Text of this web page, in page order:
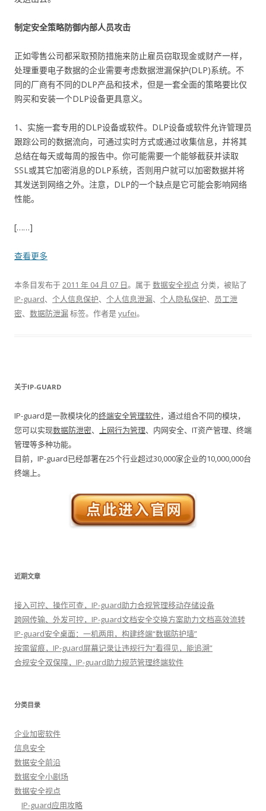
制定安全策略防御内部人员攻击
正如零售公司都采取预防措施来防止雇员窃取现金或财产一样，
处理重要电子数据的企业需要考虑数据泄漏保护(DLP)系统。不
同的厂商有不同的DLP产品和技术，但是一套全面的策略要比仅
购买和安装一个DLP设备更具意义。
1、实施一套专用的DLP设备或软件。DLP设备或软件允许管理员
跟踪公司的数据流向，可通过实时方式或通过收集信息，并将其
总结在每天或每周的报告中。你可能需要一个能够截获并读取
SSL或其它加密消息的DLP系统，否则用户就可以加密数据并将
其发送到网络之外。注意，DLP的一个缺点是它可能会影响网络
性能。
[……]
查看更多
本条目发布于2011 年 04 月 07 日。属于数据安全视点 分类，被贴了
IP-guard、 个人信息保护、 个人信息泄漏、 个人隐私保护、
员工泄
密、 数据防泄漏标签。 作者是yufei。
关于IP-GUARD
IP-guard是一款模块化的终端安全管理软件，通过组合不同的模块，
您可以实现数据防泄密、 上网行为管理、内网安全、IT资产管理、终端
管理等多种功能。
目前，IP-guard已经部署在25个行业超过30,000家企业的10,000,000台
终端上。
近期文章
接入可控、操作可查，IP-guard助力合规管理移动存储设备
跨网传输、外发可控，IP-guard文档安全交换方案助力文档高效流转
IP-guard安全桌面：一机两用，构建终端“数据防护墙”
按需留痕，IP-guard屏幕记录让违规行为“看得见，能追溯”
合规安全双保障，IP-guard助力规范管理终端软件
分类目录
企业加密软件
信息安全
数据安全前沿
数据安全小剧场
数据安全视点
IP-guard应用攻略